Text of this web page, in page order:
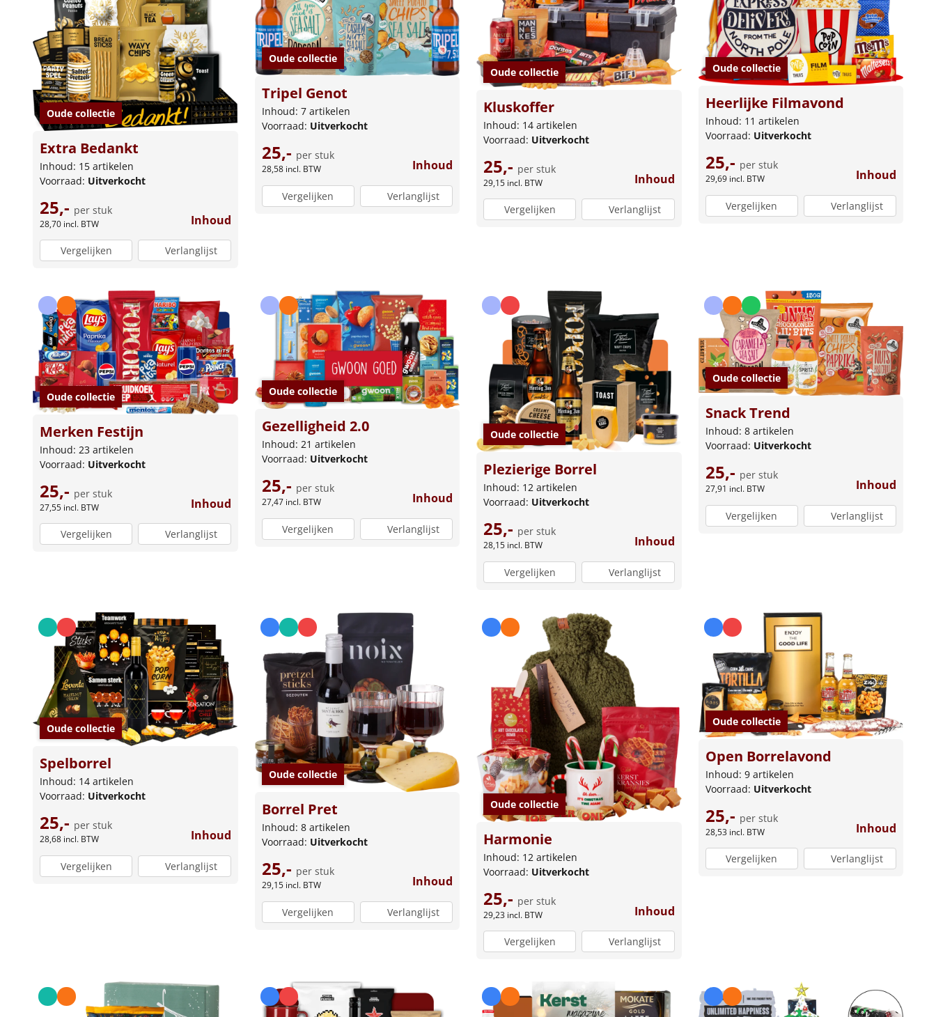
Oude collectie
Extra Bedankt
Inhoud: 15 artikelen
Voorraad: Uitverkocht
25,- per stuk
28,70 incl. BTW Inhoud
Vergelijken Verlanglijst
Oude collectie
Tripel Genot
Inhoud: 7 artikelen
Voorraad: Uitverkocht
25,- per stuk
28,58 incl. BTW Inhoud
Vergelijken Verlanglijst
Oude collectie
Kluskoffer
Inhoud: 14 artikelen
Voorraad: Uitverkocht
25,- per stuk
29,15 incl. BTW Inhoud
Vergelijken Verlanglijst
Oude collectie
Heerlijke Filmavond
Inhoud: 11 artikelen
Voorraad: Uitverkocht
25,- per stuk
29,69 incl. BTW Inhoud
Vergelijken Verlanglijst
Oude collectie
Merken Festijn
Inhoud: 23 artikelen
Voorraad: Uitverkocht
25,- per stuk
27,55 incl. BTW Inhoud
Vergelijken Verlanglijst
Oude collectie
Gezelligheid 2.0
Inhoud: 21 artikelen
Voorraad: Uitverkocht
25,- per stuk
27,47 incl. BTW Inhoud
Vergelijken Verlanglijst
Oude collectie
Plezierige Borrel
Inhoud: 12 artikelen
Voorraad: Uitverkocht
25,- per stuk
28,15 incl. BTW Inhoud
Vergelijken Verlanglijst
Oude collectie
Snack Trend
Inhoud: 8 artikelen
Voorraad: Uitverkocht
25,- per stuk
27,91 incl. BTW Inhoud
Vergelijken Verlanglijst
Oude collectie
Spelborrel
Inhoud: 14 artikelen
Voorraad: Uitverkocht
25,- per stuk
28,68 incl. BTW Inhoud
Vergelijken Verlanglijst
Oude collectie
Borrel Pret
Inhoud: 8 artikelen
Voorraad: Uitverkocht
25,- per stuk
29,15 incl. BTW Inhoud
Vergelijken Verlanglijst
Oude collectie
Harmonie
Inhoud: 12 artikelen
Voorraad: Uitverkocht
25,- per stuk
29,23 incl. BTW Inhoud
Vergelijken Verlanglijst
Oude collectie
Open Borrelavond
Inhoud: 9 artikelen
Voorraad: Uitverkocht
25,- per stuk
28,53 incl. BTW Inhoud
Vergelijken Verlanglijst